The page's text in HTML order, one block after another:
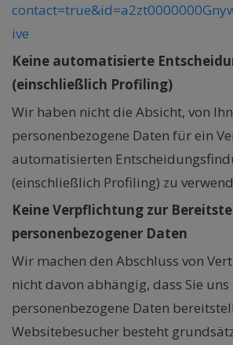
ive
Keine automatisierte
(einschließlich Profiling)
Wir haben nicht die Absicht, von
personenbezogene Daten für ein
automatisierten
(einschließlich Profiling) zu
Keine Verpflichtung zur
personenbezogener Daten
Wir machen den Abschluss von
nicht davon abhängig, dass Sie
personenbezogene Daten
Websitebesucher besteht